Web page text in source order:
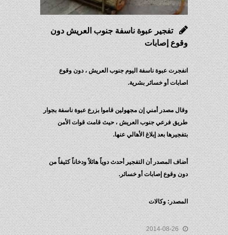
تفجير عبوة ناسفة جنوب العريش دون
وقوع إصابات
انفجرت عبوة ناسفة اليوم جنوب العريش ، دون وقوع
اصابات أو خسائر بشرية.
وقال مصدر أمني إن مجهولين قاموا بزرع عبوة ناسفة بجوار
طريق فرعي جنوب العريش ، حيث قامت قوات الأمن
بتفجيرها بعد إبلاغ الأهالي عنها.
أضاف المصدر أن التفجير أحدث دوياً هائلاً ودخاناً كثيفاً من
دون وقوع إصابات أو خسائر.
المصدر: وكالات
2014-08-26